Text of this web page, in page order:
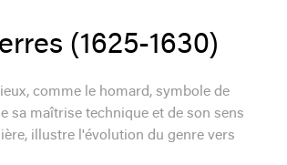
(1625-1630)
comme le homard, symbole de
sa maîtrise technique et de son sens
illustre l'évolution du genre vers